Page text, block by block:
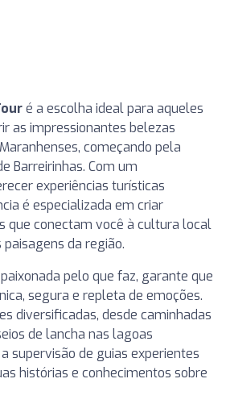
é a escolha ideal para aqueles
as impressionantes belezas
começando pela
Barreirinhas. Com um
experiências turísticas
é especializada em criar
que conectam você à cultura local
da região.
pelo que faz, garante que
segura e repleta de emoções.
diversificadas, desde caminhadas
de lancha nas lagoas
supervisão de guias experientes
histórias e conhecimentos sobre